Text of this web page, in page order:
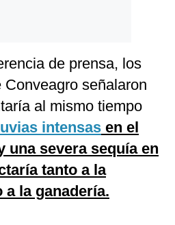
de prensa, los
señalaron
al mismo tiempo
intensas en el
una severa sequía en
tanto a la
la ganadería.